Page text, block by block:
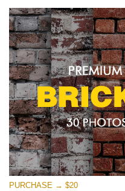
Brick Wall
(30 Textures)
Large 6000*4000px
Entire Collection
(1783 Overlays)
Large 6000*4000px
무
PURCHASE → $20